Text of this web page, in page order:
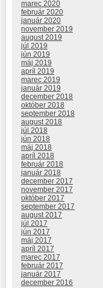
marec 2020
február 2020
január 2020
november 2019
august 2019
júl 2019
jún 2019
máj 2019
apríl 2019
marec 2019
január 2019
december 2018
október 2018
september 2018
august 2018
júl 2018
jún 2018
máj 2018
apríl 2018
február 2018
január 2018
december 2017
november 2017
október 2017
september 2017
august 2017
júl 2017
jún 2017
máj 2017
apríl 2017
marec 2017
február 2017
január 2017
december 2016